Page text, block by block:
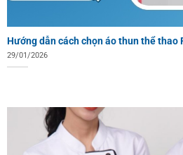
Hướng dẫn cách chọn áo thun thể thao
29/01/2026